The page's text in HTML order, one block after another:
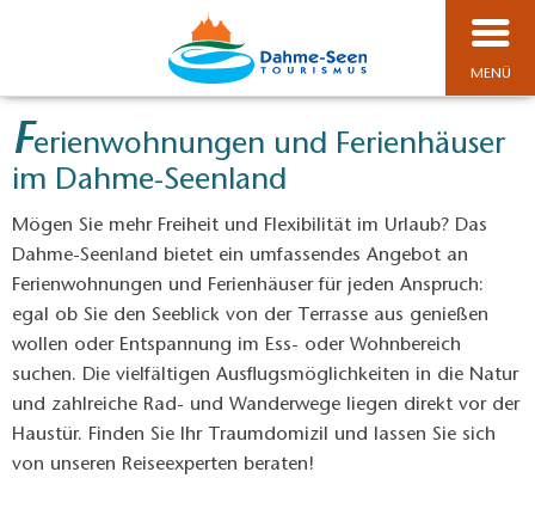
MENÜ
Ferienwohnungen und Ferienhäuser
im Dahme-Seenland
Mögen Sie mehr Freiheit und Flexibilität im Urlaub? Das
Dahme-Seenland bietet ein umfassendes Angebot an
Ferienwohnungen und Ferienhäuser für jeden Anspruch:
egal ob Sie den Seeblick von der Terrasse aus genießen
wollen oder Entspannung im Ess- oder Wohnbereich
suchen. Die vielfältigen Ausflugsmöglichkeiten in die Natur
und zahlreiche Rad- und Wanderwege liegen direkt vor der
Haustür. Finden Sie Ihr Traumdomizil und lassen Sie sich
von unseren Reiseexperten beraten!